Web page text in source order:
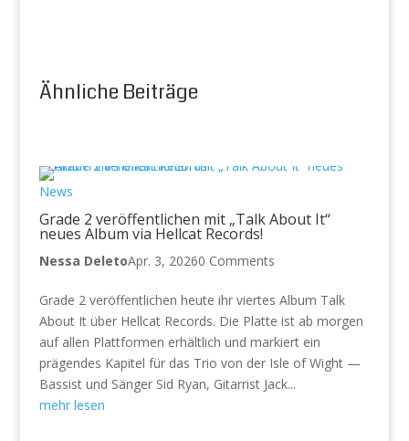
Ähnliche Beiträge
News
Grade 2 veröffentlichen mit „Talk About It“
neues Album via Hellcat Records!
Nessa DeletoApr. 3, 20260 Comments
Grade 2 veröffentlichen heute ihr viertes Album Talk
About It über Hellcat Records. Die Platte ist ab morgen
auf allen Plattformen erhältlich und markiert ein
prägendes Kapitel für das Trio von der Isle of Wight —
Bassist und Sänger Sid Ryan, Gitarrist Jack...
mehr lesen